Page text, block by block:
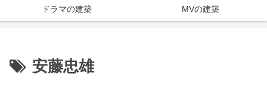
ドラマの建築 MVの建築
安藤忠雄